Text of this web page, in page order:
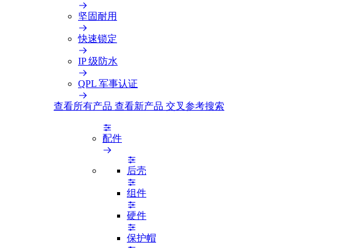
坚固耐用
快速锁定
IP 级防水
QPL 军事认证
查看所有产品 查看新产品 交叉参考搜索
配件
后壳
组件
硬件
保护帽